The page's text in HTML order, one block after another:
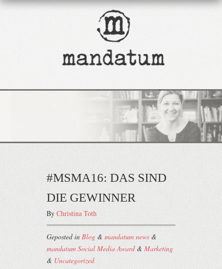
#MSMA16: DAS SIND
DIE GEWINNER
By Christina Toth
Geposted in Blog & mandatum news &
mandatum Social Media Award& Marketing
& Uncategorized